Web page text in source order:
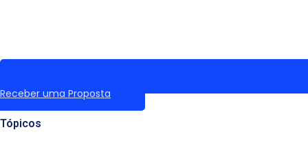
Receber uma Proposta
Tópicos